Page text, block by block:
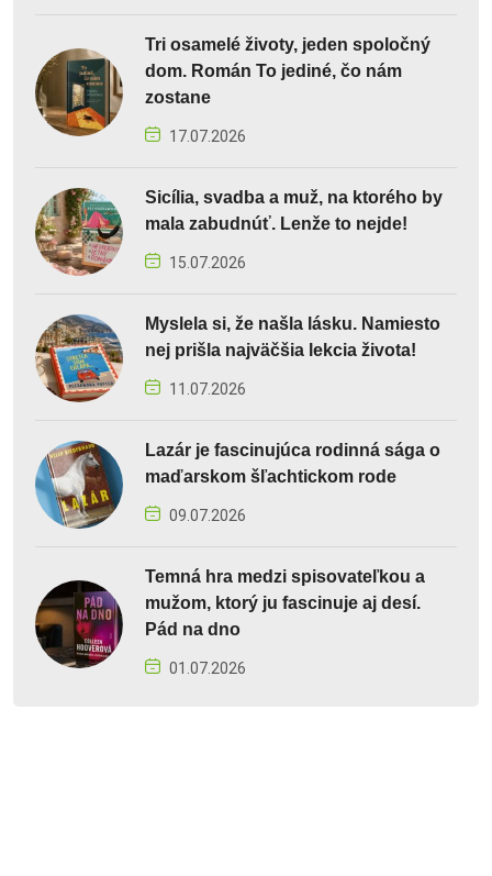
Tri osamelé životy, jeden spoločný
dom. Román To jediné, čo nám
zostane
17.07.2026
Sicília, svadba a muž, na ktorého by
mala zabudnúť. Lenže to nejde!
15.07.2026
Myslela si, že našla lásku. Namiesto
nej prišla najväčšia lekcia života!
11.07.2026
Lazár je fascinujúca rodinná sága o
maďarskom šľachtickom rode
09.07.2026
Temná hra medzi spisovateľkou a
mužom, ktorý ju fascinuje aj desí.
Pád na dno
01.07.2026